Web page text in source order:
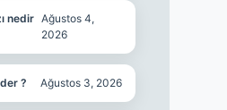
nedir Ağustos 4,
2026
? Ağustos 3, 2026